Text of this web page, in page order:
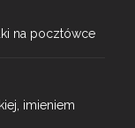
na pocztówce
imieniem